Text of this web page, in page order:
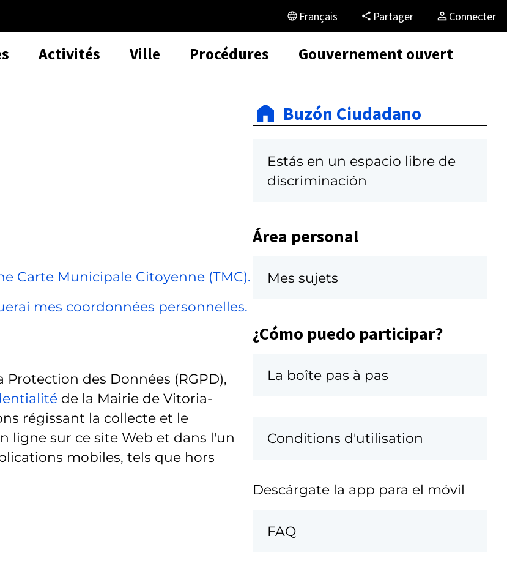
Français Partager Connecter
Activités Ville Procédures Gouvernement ouvert
Carte Municipale Citoyenne (TMC).
mes coordonnées personnelles.
des Données (RGPD),
de la Mairie de Vitoria-
régissant la collecte et le
ligne sur ce site Web et dans l'un
mobiles, tels que hors
Buzón Ciudadano
Estás en un espacio libre de
discriminación
Área personal
Mes sujets
¿Cómo puedo participar?
La boîte pas à pas
Conditions d'utilisation
Descárgate la app para el móvil
FAQ